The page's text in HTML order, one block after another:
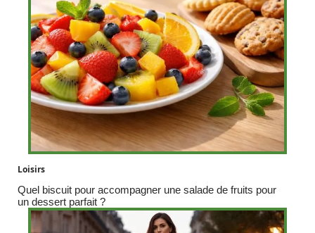
Loisirs
Quel biscuit pour accompagner une salade de fruits pour
un dessert parfait ?